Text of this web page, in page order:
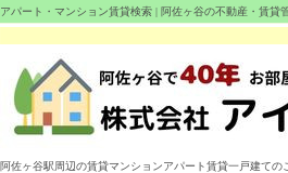
アパート・マンション賃貸検索 | 阿佐ヶ谷の不動産・賃貸
阿佐ヶ谷駅周辺の賃貸マンションアパート賃貸一戸建て